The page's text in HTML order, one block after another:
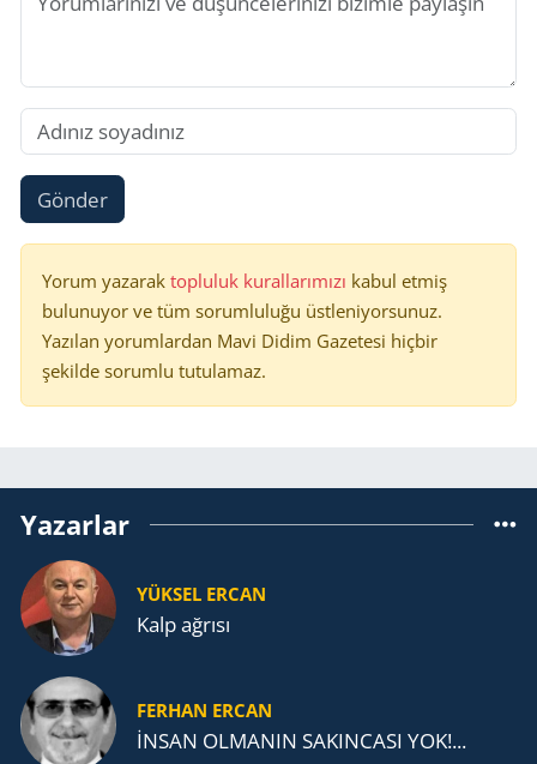
Gönder
Yorum yazarak topluluk kurallarımızı kabul etmiş
bulunuyor ve tüm sorumluluğu üstleniyorsunuz.
Yazılan yorumlardan Mavi Didim Gazetesi hiçbir
şekilde sorumlu tutulamaz.
Yazarlar
YÜKSEL ERCAN
Kalp ağrısı
FERHAN ERCAN
İNSAN OLMANIN SAKINCASI YOK!...